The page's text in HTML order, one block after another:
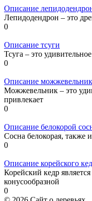
Описание
Лепидодендрон – это
0
Описание тсуги
Тсуга – это
0
Описание
Можжевельник – это
привлекает
0
Описание белокорой
Сосна белокорая, также
0
Описание корейского
Корейский кедр
конусообразной
0